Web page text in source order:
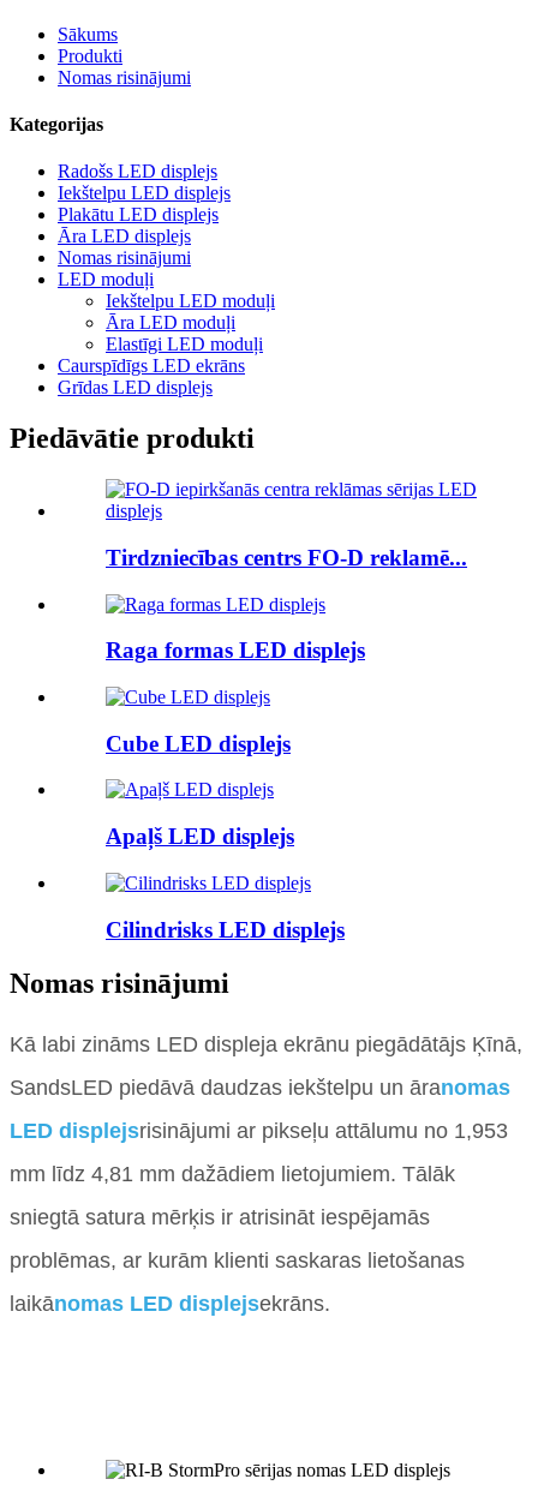
Sākums
Produkti
Nomas risinājumi
Kategorijas
Radošs LED displejs
Iekštelpu LED displejs
Plakātu LED displejs
Āra LED displejs
Nomas risinājumi
LED moduļi
Iekštelpu LED moduļi
Āra LED moduļi
Elastīgi LED moduļi
Caurspīdīgs LED ekrāns
Grīdas LED displejs
Piedāvātie produkti
Tirdzniecības centrs FO-D reklamē...
Raga formas LED displejs
Cube LED displejs
Apaļš LED displejs
Cilindrisks LED displejs
Nomas risinājumi
Kā labi zināms LED displeja ekrānu piegādātājs Ķīnā,
SandsLED piedāvā daudzas iekštelpu un āranomas
LED displejsrisinājumi ar pikseļu attālumu no 1,953
mm līdz 4,81 mm dažādiem lietojumiem. Tālāk
sniegtā satura mērķis ir atrisināt iespējamās
problēmas, ar kurām klienti saskaras lietošanas
laikānomas LED displejsekrāns.